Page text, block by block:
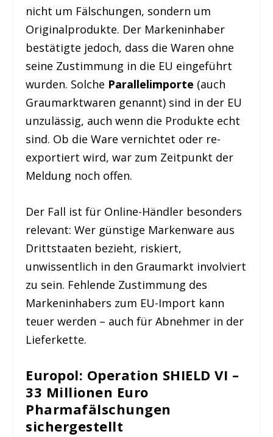
nicht um Fälschungen, sondern um
Originalprodukte. Der Markeninhaber
bestätigte jedoch, dass die Waren ohne
seine Zustimmung in die EU eingeführt
wurden. Solche Parallelimporte (auch
Graumarktwaren genannt) sind in der EU
unzulässig, auch wenn die Produkte echt
sind. Ob die Ware vernichtet oder re-
exportiert wird, war zum Zeitpunkt der
Meldung noch offen.
Der Fall ist für Online-Händler besonders
relevant: Wer günstige Markenware aus
Drittstaaten bezieht, riskiert,
unwissentlich in den Graumarkt involviert
zu sein. Fehlende Zustimmung des
Markeninhabers zum EU-Import kann
teuer werden – auch für Abnehmer in der
Lieferkette.
Europol: Operation SHIELD VI –
33 Millionen Euro
Pharmafälschungen
sichergestellt